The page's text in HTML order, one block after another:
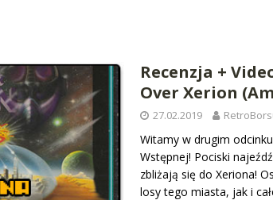
Recenzja +
Over Xerion
27.02.2019
Witamy w drugim
Wstępnej! Pociski
zbliżają się do Xeriona!
losy tego miasta, jak i